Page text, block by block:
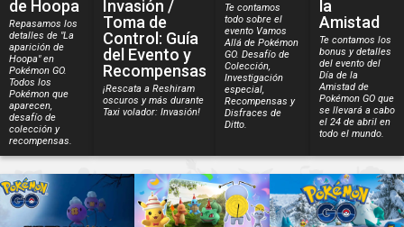
de Hoopa
Repasamos los
detalles de "La
aparición de
Hoopa" en
Pokémon GO.
Todos los
Pokémon que
aparecen,
desafío de
colección y
recompensas.
Invasión /
Toma de
Control: Guía
del Evento y
Recompensas
¡Rescata a Reshiram
oscuros y más durante
Taxi volador: Invasión!
Te contamos
todo sobre el
evento Vamos
Allá de Pokémon
GO. Desafío de
Colección,
Investigación
especial,
Recompensas y
Disfraces de
Ditto.
la
Amistad
Te contamos los
bonus y detalles
del evento del
Día de la
Amistad de
Pokémon GO que
se llevará a cabo
el 24 de abril en
todo el mundo.